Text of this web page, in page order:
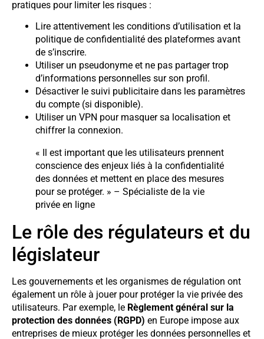
pratiques pour limiter les risques :
Lire attentivement les conditions d’utilisation et la
politique de confidentialité des plateformes avant
de s’inscrire.
Utiliser un pseudonyme et ne pas partager trop
d’informations personnelles sur son profil.
Désactiver le suivi publicitaire dans les paramètres
du compte (si disponible).
Utiliser un VPN pour masquer sa localisation et
chiffrer la connexion.
« Il est important que les utilisateurs prennent
conscience des enjeux liés à la confidentialité
des données et mettent en place des mesures
pour se protéger. » – Spécialiste de la vie
privée en ligne
Le rôle des régulateurs et du
législateur
Les gouvernements et les organismes de régulation ont
également un rôle à jouer pour protéger la vie privée des
utilisateurs. Par exemple, le Règlement général sur la
protection des données (RGPD) en Europe impose aux
entreprises de mieux protéger les données personnelles et